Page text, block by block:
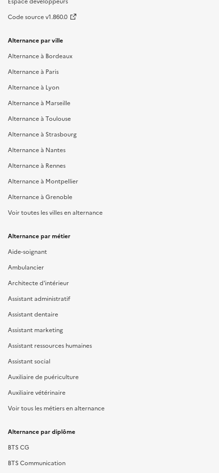
Code source v1.860.0
Alternance par ville
Alternance à Bordeaux
Alternance à Paris
Alternance à Lyon
Alternance à Marseille
Alternance à Toulouse
Alternance à Strasbourg
Alternance à Nantes
Alternance à Rennes
Alternance à Montpellier
Alternance à Grenoble
Voir toutes les villes en alternance
Alternance par métier
Aide-soignant
Ambulancier
Architecte d'intérieur
Assistant administratif
Assistant dentaire
Assistant marketing
Assistant ressources humaines
Assistant social
Auxiliaire de puériculture
Auxiliaire vétérinaire
Voir tous les métiers en alternance
Alternance par diplôme
BTS CG
BTS Communication